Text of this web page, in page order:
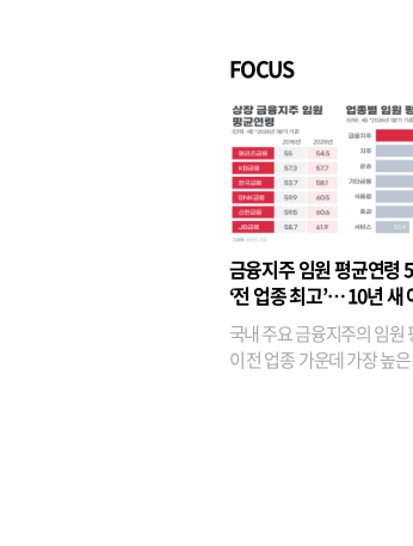
FOCUS
금융지주 임원 평균연령
‘전 업종 최고’… 10년 새
원은 14배 껑충
국내 주요 금융지주의 임원
이 전 업종 가운데 가장 높